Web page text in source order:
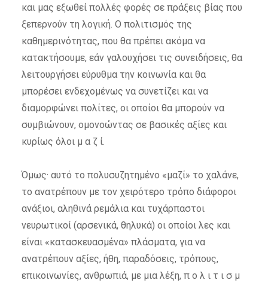
και μας εξωθεί πολλές φορές σε πράξεις βίας που
ξεπερνούν τη λογική. Ο πολιτισμός της
καθημερινότητας, που θα πρέπει ακόμα να
κατακτήσουμε, εάν γαλουχήσει τις συνειδήσεις, θα
λειτουργήσει εύρυθμα την κοινωνία και θα
μπορέσει ενδεχομένως να συνετίζει και να
διαμορφώνει πολίτες, οι οποίοι θα μπορούν να
συμβιώνουν, ομονοώντας σε βασικές αξίες και
κυρίως όλοι μ α ζ ί.
Όμως· αυτό το πολυσυζητημένο «μαζί» το χαλάνε,
το ανατρέπουν με τον χειρότερο τρόπο διάφοροι
ανάξιοι, αληθινά ρεμάλια και τυχάρπαστοι
νευρωτικοί (αρσενικά, θηλυκά) οι οποίοι λες και
είναι «κατασκευασμένα» πλάσματα, για να
ανατρέπουν αξίες, ήθη, παραδόσεις, τρόπους,
επικοινωνίες, ανθρωπιά, με μια λέξη, π ο λ ι τ ι σ μ